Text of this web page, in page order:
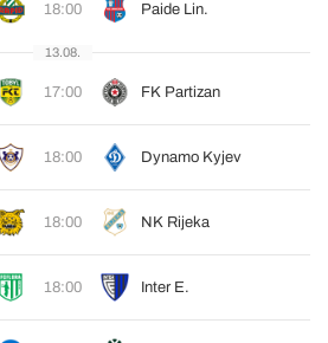
18:00 Paide Lin.
13.08.
17:00 FK Partizan
18:00 Dynamo Kyjev
18:00 NK Rijeka
18:00 Inter E.